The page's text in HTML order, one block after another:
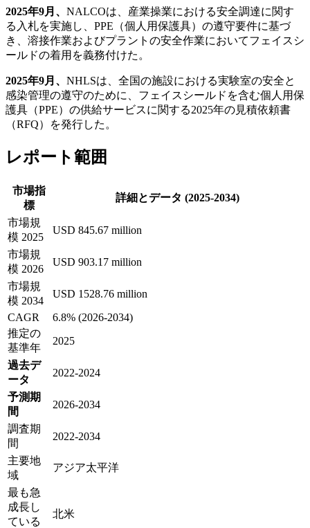
2025年9月、 NALCOは、産業操業における安全調達に関す
る入札を実施し、PPE（個人用保護具）の遵守要件に基づ
き、溶接作業およびプラントの安全作業においてフェイスシ
ールドの着用を義務付けた。
2025年9月、 NHLSは、全国の施設における実験室の安全と
感染管理の遵守のために、フェイスシールドを含む個人用保
護具（PPE）の供給サービスに関する2025年の見積依頼書
（RFQ）を発行した。
レポート範囲
市場指
標
詳細とデータ (2025-2034)
市場規
模 2025
USD 845.67 million
市場規
模 2026
USD 903.17 million
市場規
模 2034
USD 1528.76 million
CAGR
6.8% (2026-2034)
推定の
基準年
2025
過去デ
ータ
2022-2024
予測期
間
2026-2034
調査期
間
2022-2034
主要地
域
アジア太平洋
最も急
成長し
ている
北米